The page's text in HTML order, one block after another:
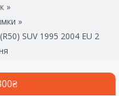
»
»
SUV 1995 2004 EU 2